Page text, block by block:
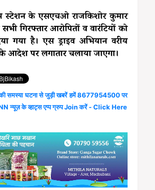
स्टेशन के एसएचओ राजकिशोर कुमार
गिरफ्तार आरोपितों व वारंटियों को
गया है। एस ड्राइव अभियान वरीय
आदेश पर लगातार चलाया जाएगा।
समस्या घटना से जुड़ी खबरें हमें 8677954500 पर
न्यूज़ के व्हाट्स एप्प ग्रुप Join करें - Click Here